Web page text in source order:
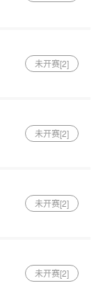
未开赛[2]
未开赛[2]
未开赛[2]
未开赛[2]